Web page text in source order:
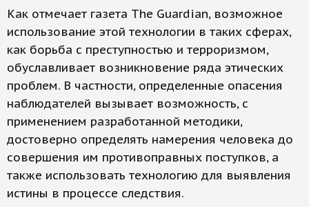
Как отмечает газета The Guardian, возможное
использование этой технологии в таких сферах,
как борьба с преступностью и терроризмом,
обуславливает возникновение ряда этических
проблем. В частности, определенные опасения
наблюдателей вызывает возможность, с
применением разработанной методики,
достоверно определять намерения человека до
совершения им противоправных поступков, а
также использовать технологию для выявления
истины в процессе следствия.